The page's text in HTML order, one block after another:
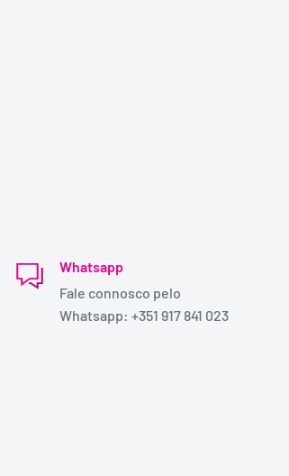
Whatsapp
Fale connosco pelo
Whatsapp: +351 917 841 023